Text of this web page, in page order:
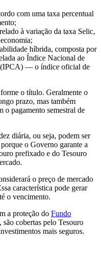
com uma taxa percentual
à variação da taxa Selic,
híbrida, composta por
ao Índice Nacional de
(IPCA) — o índice oficial de
o título. Geralmente o
prazo, mas também
o pagamento semestral de
diária, ou seja, podem ser
o Governo garante a
prefixado e do Tesouro
o preço de mercado
característica pode gerar
o vencimento.
a proteção do Fundo
são cobertas pelo Tesouro
mais seguros.